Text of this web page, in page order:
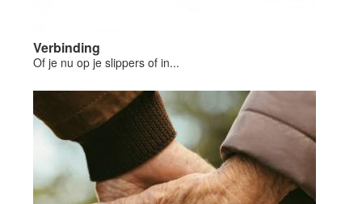
Verbinding
Of je nu op je slippers of in...